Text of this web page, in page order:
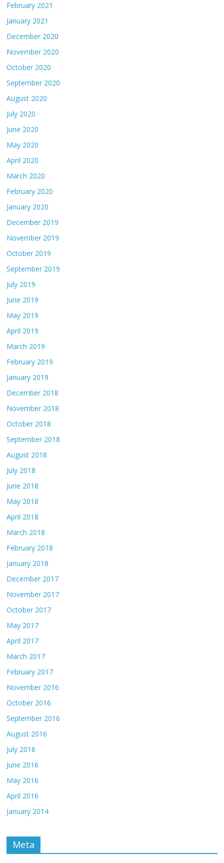
February 2021
January 2021
December 2020
November 2020
October 2020
September 2020
August 2020
July 2020
June 2020
May 2020
April 2020
March 2020
February 2020
January 2020
December 2019
November 2019
October 2019
September 2019
July 2019
June 2019
May 2019
April 2019
March 2019
February 2019
January 2019
December 2018
November 2018
October 2018
September 2018
August 2018
July 2018
June 2018
May 2018
April 2018
March 2018
February 2018
January 2018
December 2017
November 2017
October 2017
May 2017
April 2017
March 2017
February 2017
November 2016
October 2016
September 2016
August 2016
July 2016
June 2016
May 2016
April 2016
January 2014
Meta